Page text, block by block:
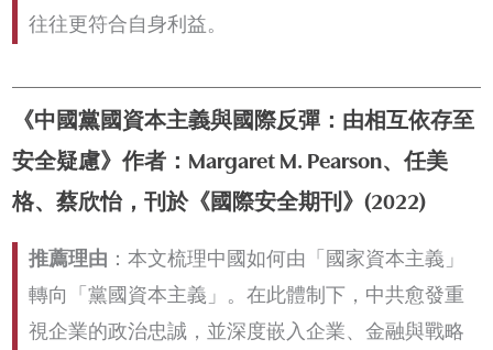
往往更符合自身利益。
《中國黨國資本主義與國際反彈：由相互依存至
安全疑慮》作者：Margaret M. Pearson、任美
格、蔡欣怡，刊於《國際安全期刊》(2022)
推薦理由 ：本文梳理中國如何由「國家資本主義」
轉向「黨國資本主義」。在此體制下，中共愈發重
視企業的政治忠誠，並深度嵌入企業、金融與戰略